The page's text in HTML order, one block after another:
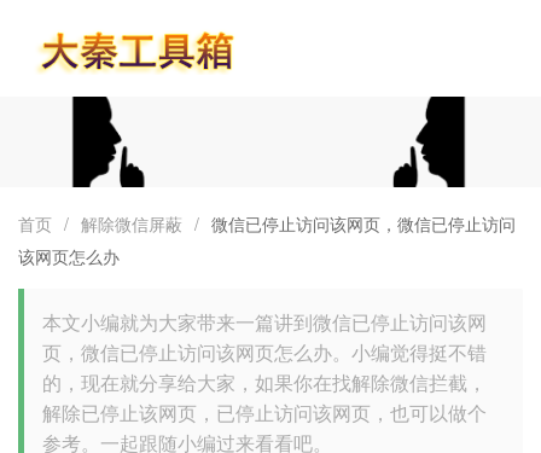
首页 / 解除微信屏蔽 / 微信已停止访问该网页，微信已停止访问
该网页怎么办
本文小编就为大家带来一篇讲到微信已停止访问该网
页，微信已停止访问该网页怎么办。小编觉得挺不错
的，现在就分享给大家，如果你在找解除微信拦截，
解除已停止该网页，已停止访问该网页，也可以做个
参考。一起跟随小编过来看看吧。